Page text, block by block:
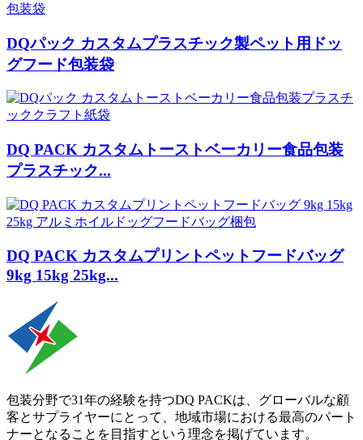
DQパック カスタムプラスチック製ペット用ドッ
グフード包装袋
DQ PACK カスタムトーストベーカリー食品包装
プラスチック...
DQ PACK カスタムプリントペットフードバッグ
9kg 15kg 25kg...
包装分野で31年の経験を持つDQ PACKは、グローバルな顧
客とサプライヤーにとって、地域市場における最高のパート
ナーとなることを目指すという理念を掲げています。